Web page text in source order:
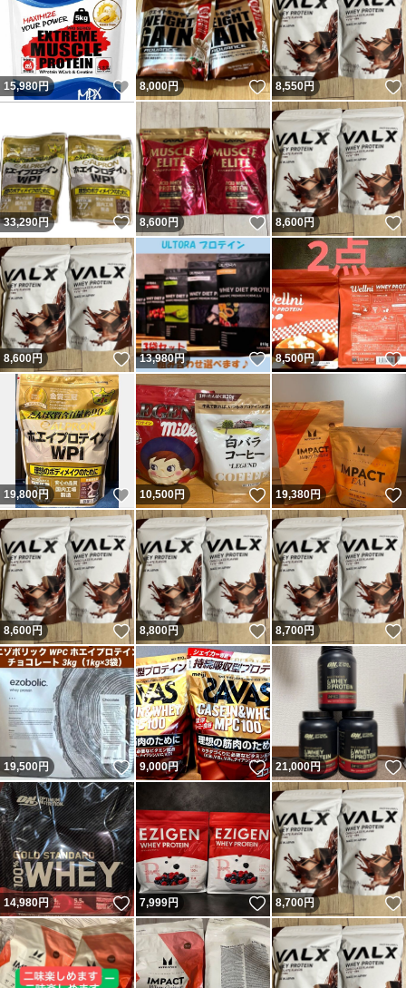
15,980円 いいね！
8,000円 いいね！
8,550円
33,290円 いいね！
8,600円 いいね！
8,600円
8,600円 いいね！
13,980円 いいね！
8,500円
19,800円 いいね！
10,500円 いいね！
19,380円
8,600円 いいね！
8,800円 いいね！
8,700円
19,500円 いいね！
9,000円 いいね！
21,000円
14,980円 いいね！
7,999円 いいね！
8,700円